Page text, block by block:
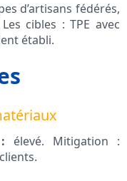
d’artisans fédérés,
cibles : TPE avec
établi.
élevé. Mitigation :